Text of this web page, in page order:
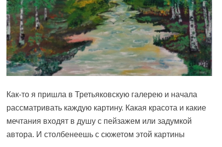
Как-то я пришла в Третьяковскую галерею и начала
рассматривать каждую картину. Какая красота и какие
мечтания входят в душу с пейзажем или задумкой
автора. И столбенеешь с сюжетом этой картины